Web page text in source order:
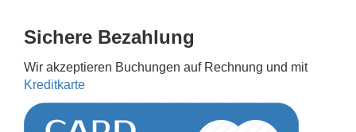
Sichere Bezahlung
Wir akzeptieren Buchungen auf Rechnung und mit
Kreditkarte